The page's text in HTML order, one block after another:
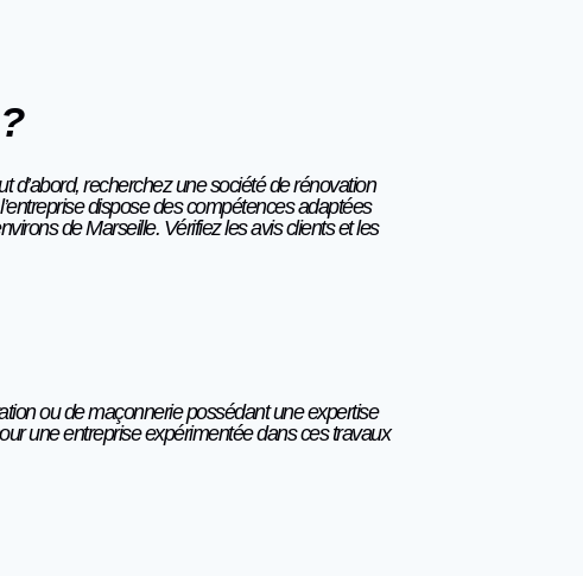
d’abord, recherchez une société de rénovation
dispose des compétences adaptées
de Marseille. Vérifiez les avis clients et les
ou de maçonnerie possédant une expertise
une entreprise expérimentée dans ces travaux